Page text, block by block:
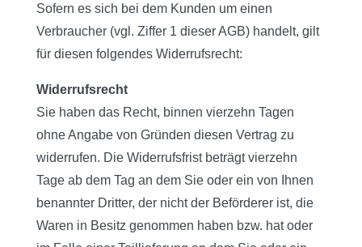
Sofern es sich bei dem Kunden um einen
Verbraucher (vgl. Ziffer 1 dieser AGB) handelt, gilt
für diesen folgendes Widerrufsrecht:
Widerrufsrecht
Sie haben das Recht, binnen vierzehn Tagen
ohne Angabe von Gründen diesen Vertrag zu
widerrufen. Die Widerrufsfrist beträgt vierzehn
Tage ab dem Tag an dem Sie oder ein von Ihnen
benannter Dritter, der nicht der Beförderer ist, die
Waren in Besitz genommen haben bzw. hat oder